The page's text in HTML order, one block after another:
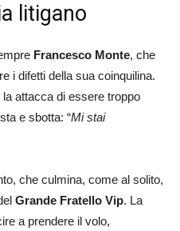
litigano
Francesco Monte, che
i difetti della sua coinquilina.
la attacca di essere troppo
e sbotta: “Mi stai
che culmina, come al solito,
Grande Fratello Vip. La
a prendere il volo,